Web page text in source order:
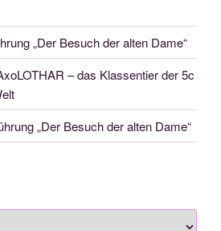
„Der Besuch der alten Dame“
– das Klassentier der 5c
„Der Besuch der alten Dame“